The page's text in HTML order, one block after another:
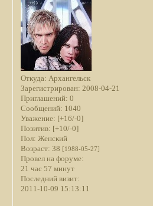
Откуда: Архангельск
Зарегистрирован: 2008-04-21
Приглашений: 0
Сообщений: 1040
Уважение: [+16/-0]
Позитив: [+10/-0]
Пол: Женский
Возраст: 38 [1988-05-27]
Провел на форуме:
21 час 57 минут
Последний визит:
2011-10-09 15:13:11